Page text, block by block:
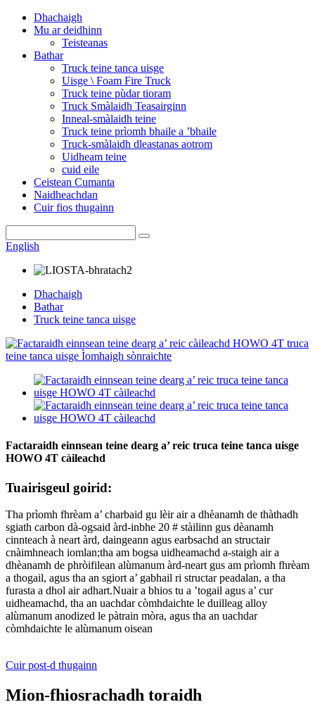
Dhachaigh
Mu ar deidhinn
Teisteanas
Bathar
Truck teine ​​​​tanca uisge
Uisge \ Foam Fire Truck
Truck teine ​​​​pùdar tioram
Truck Smàlaidh Teasairginn
Inneal-smàlaidh teine
Truck teine ​​​​prìomh bhaile a ’bhaile
Truck-smàlaidh dleastanas aotrom
Uidheam teine
cuid eile
Ceistean Cumanta
Naidheachdan
Cuir fios thugainn
English
Dhachaigh
Bathar
Truck teine ​​​​tanca uisge
Factaraidh einnsean teine ​​​​dearg a’ reic truca teine ​​​​tanca uisge
HOWO 4T càileachd
Tuairisgeul goirid:
Tha prìomh fhrèam a’ charbaid gu lèir air a dhèanamh de thàthadh
sgiath carbon dà-ogsaid àrd-inbhe 20 # stàilinn gus dèanamh
cinnteach à neart àrd, daingeann agus earbsachd an structair
cnàimhneach iomlan;tha am bogsa uidheamachd a-staigh air a
dhèanamh de phròifilean alùmanum àrd-neart gus am prìomh fhrèam
a thogail, agus tha an sgiort a’ gabhail ri structar peadalan, a tha
furasta a dhol air adhart.Nuair a bhios tu a ’togail agus a’ cur
uidheamachd, tha an uachdar còmhdaichte le duilleag alloy
alùmanum anodized le pàtrain mòra, agus tha an uachdar
còmhdaichte le alùmanum oisean
Cuir post-d thugainn
Mion-fhiosrachadh toraidh